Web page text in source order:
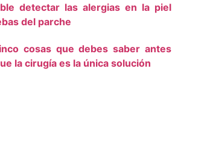
detectar las alergias en la piel
del parche
cosas que debes saber antes
la cirugía es la única solución